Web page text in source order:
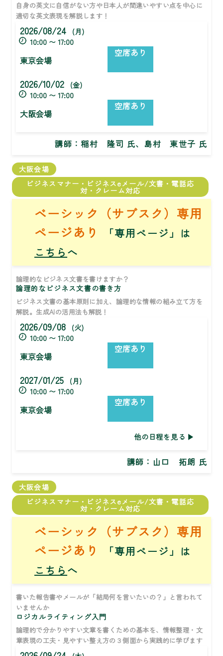
自身の英文に自信がない方や日本人が間違いやすい点を中心に
適切な英文表現を解説します！
2026/08/24
(月)
10:00 〜 17:00
東京会場
空席あり
2026/10/02
(金)
10:00 〜 17:00
大阪会場
空席あり
講師：稲村 隆司 氏、島村 東世子 氏
大阪会場
ビジネスマナー・ビジネスeメール/文書・電話応
対・クレーム対応
ベーシック（サブスク）専用
ページあり
「専用ページ」は
こちら へ
論理的なビジネス文書を書けますか？
論理的なビジネス文書の書き方
ビジネス文書の基本原則に加え、論理的な情報の組み立て方を
解説。生成AIの活用法も解説！
2026/09/08
(火)
10:00 〜 17:00
東京会場
空席あり
2027/01/25
(月)
10:00 〜 17:00
東京会場
空席あり
他の日程を見る
講師： 山口 拓朗 氏
大阪会場
ビジネスマナー・ビジネスeメール/文書・電話応
対・クレーム対応
ベーシック（サブスク）専用
ページあり
「専用ページ」は
こちら へ
書いた報告書やメールが「結局何を言いたいの？」と言われて
いませんか
ロジカルライティング入門
論理的で分かりやすい文章を書くための基本を、情報整理・文
章表現の工夫・見やすい整え方の３側面から実践的に学びます